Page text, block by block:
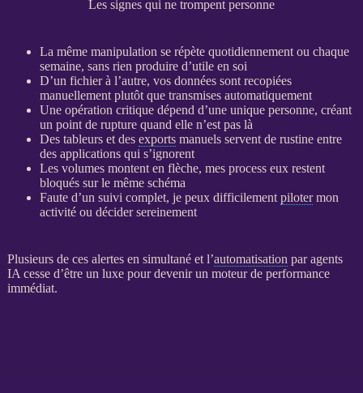
Les signes qui ne trompent personne
La même manipulation se répète quotidiennement ou chaque
semaine, sans rien produire d’utile en soi
D’un fichier à l’autre, vos donnéessont recopiées
manuellement plutôt que transmises automatiquement
Une opération critique dépend d’une unique personne, créant
un point de rupture quand elle n’est pas là
Des tableurs et des exportsmanuels servent de rustine entre
des applicationsqui s’ignorent
Les volumes montent en flèche, mes process eux restent
bloqués sur le même schéma
Faute d’un suivi complet, je peux difficilement pilotermon
activité ou décider sereinement
Plusieurs de ces alertesen simultané et l’automatisation paragents
IA cesse d’être un luxe pour devenir un moteur de performance
immédiat.